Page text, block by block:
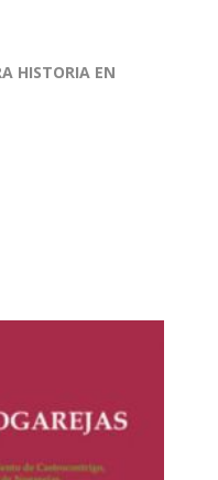
HISTORIA EN